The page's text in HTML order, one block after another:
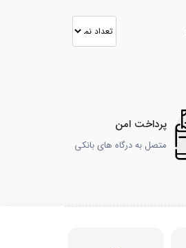
پرداخت امن
متصل به درگاه های بانکی